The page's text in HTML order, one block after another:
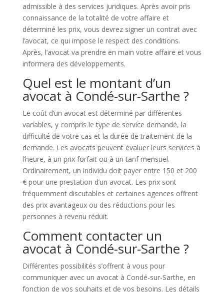
admissible à des services juridiques. Après avoir pris
connaissance de la totalité de votre affaire et
déterminé les prix, vous devrez signer un contrat avec
l’avocat, ce qui impose le respect des conditions.
Après, l’avocat va prendre en main votre affaire et vous
informera des développements.
Quel est le montant d’un
avocat à Condé-sur-Sarthe ?
Le coût d’un avocat est déterminé par différentes
variables, y compris le type de service demandé, la
difficulté de votre cas et la durée de traitement de la
demande. Les avocats peuvent évaluer leurs services à
l’heure, à un prix forfait ou à un tarif mensuel.
Ordinairement, un individu doit payer entre 150 et 200
€ pour une prestation d’un avocat. Les prix sont
fréquemment discutables et certaines agences offrent
des prix avantageux ou des réductions pour les
personnes à revenu réduit.
Comment contacter un
avocat à Condé-sur-Sarthe ?
Différentes possibilités s’offrent à vous pour
communiquer avec un avocat à Condé-sur-Sarthe, en
fonction de vos souhaits et de vos besoins. Les détails